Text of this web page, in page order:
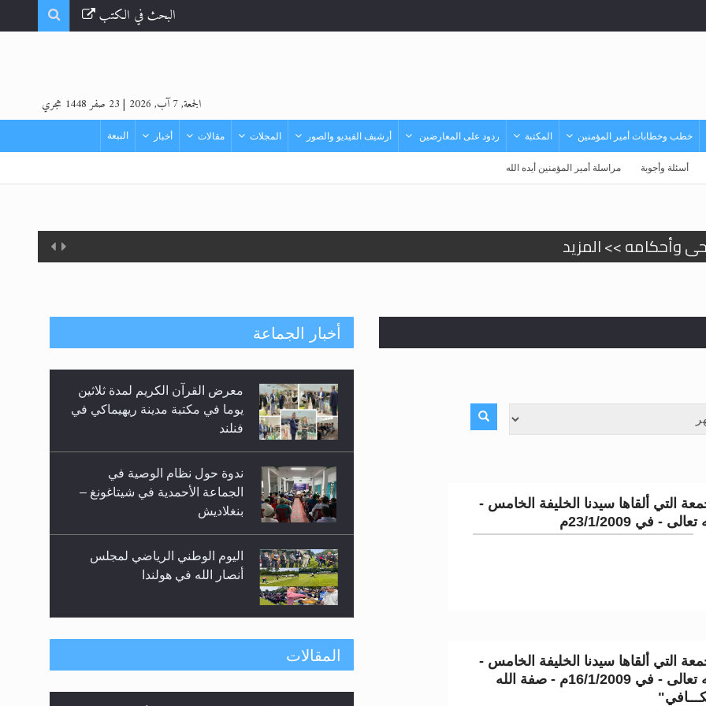
البحث في الكتب
الجمعة, 7 آب, 2026 | 23 صفر 1448 هجري
خطب وخطابات أمير المؤمنين المكتبة ردود على المعارضين أرشيف الفيديو والصور المجلات مقالات أخبار البيعة
أسئلة وأجوبة مراسلة أمير المؤمنين أيده الله
وأحكامه >> المزيد
حضرة امير المؤمنين أيده الله والمكتب العربي >> المزيد
والمعراج >> المزيد
النبيين صلى الله عليه وسلم >> المزيد
التي ألقاها سيدنا الخليفة الخامس -
- في 23/1/2009م
التي ألقاها سيدنا الخليفة الخامس -
نصره الله تعالى - في 16/1/2009م - صفة الله
أخبار الجماعة
معرض القرآن الكريم لمدة ثلاثين
يوما في مكتبة مدينة ريهيماكي في
فنلند
ندوة حول نظام الوصية في
الجماعة الأحمدية في شيتاغونغ –
بنغلاديش
اليوم الوطني الرياضي لمجلس
أنصار الله في هولندا
إتمام حفظ القرآن الكريم لثلاثة
المقالات